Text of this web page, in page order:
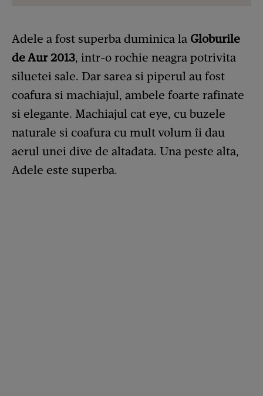
Adele a fost superba duminica la Globurile
de Aur 2013, intr-o rochie neagra potrivita
siluetei sale. Dar sarea si piperul au fost
coafura si machiajul, ambele foarte rafinate
si elegante. Machiajul cat eye, cu buzele
naturale si coafura cu mult volum îi dau
aerul unei dive de altadata. Una peste alta,
Adele este superba.